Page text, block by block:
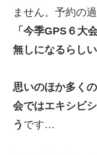
ません。予約の
「今季GPS６大
無しになるらし
思いのほか多く
会ではエキシビ
う です…